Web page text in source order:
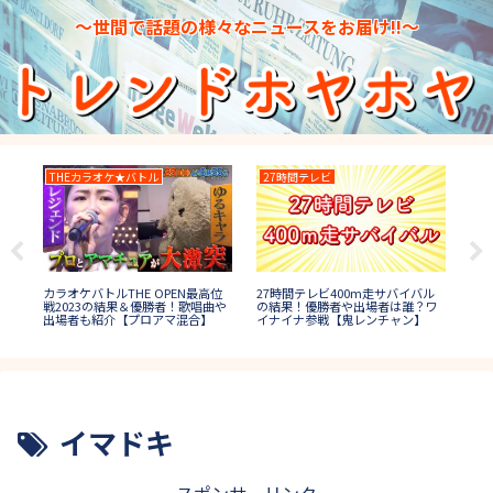
～世間で話題の様々なニュースをお届け!!～
THEカラオケ★バトル
カラオケバトルTHE OPEN最高位
戦2023の結果＆優勝者！歌唱曲や
出場者も紹介【プロアマ混合】
27時間テレビ
27時間テレビ400m走サバイバル
の結果！優勝者や出場者は誰？ワ
イナイナ参戦【鬼レンチャン】
イマドキ